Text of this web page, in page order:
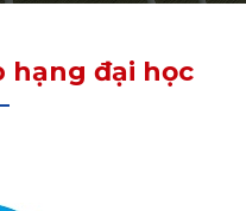
hạng đại học